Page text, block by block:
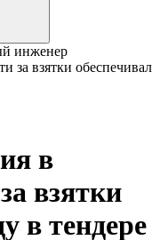
инженер
за взятки обеспечивал
в
взятки
в тендере